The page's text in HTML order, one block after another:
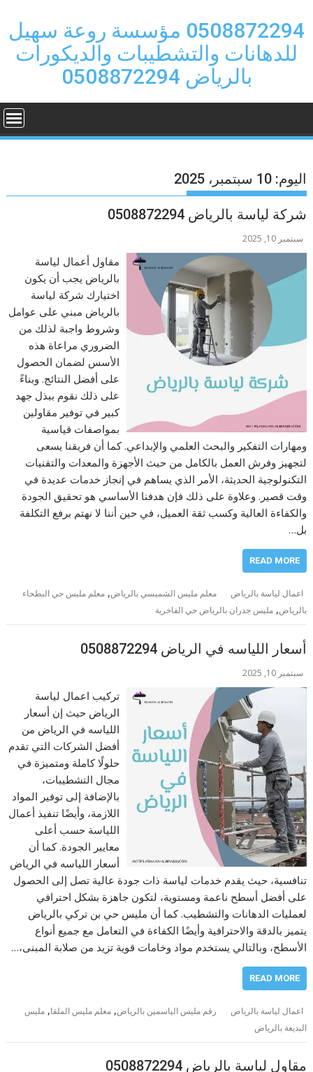
content
0508872294 مؤسسة روعة سهيل
للدهانات والتشطيبات والديكورات
بالرياض 0508872294
اليوم:10 سبتمبر، 2025
شركة لياسة بالرياض 0508872294
سبتمبر 10, 2025
مقاول أعمال لياسة
بالرياض يجب أن يكون
اختيارك شركة لياسة
بالرياض مبني على عوامل
وشروط واجبة لذلك من
الضروري مراعاة هذه
الأسس لضمان الحصول
على أفضل النتائج. وبناءً
على ذلك نقوم ببذل جهد
كبير في توفير مقاولين
بمواصفات قياسية
ومهارات التفكير والبحث العلمي والإبداعي. كما أن فريقنا يسعى
لتجهيز وفرش العمل بالكامل من حيث الأجهزة والمعدات والتقنيات
التكنولوجية الحديثة، الأمر الذي يساهم في إنجاز خدمات عديدة في
وقت قصير. وعلاوة على ذلك فإن هدفنا الأساسي هو تحقيق الجودة
والكفاءة العالية وكسب ثقة العميل، في حين أننا لا نهتم برفع التكلفة
بل…
READ MORE
اعمال لياسة بالرياض معلم مليس الشميسي بالرياض,معلم مليس حي البطحاء
بالرياض,مليس جدران بالرياض حي الفاخرية
أسعار اللياسه في الرياض 0508872294
سبتمبر 10, 2025
تركيب اعمال لياسة
الرياض حيث إن أسعار
اللياسه في الرياض من
أفضل الشركات التي تقدم
حلولًا كاملة ومتميزة في
مجال التشطيبات،
بالإضافة إلى توفير المواد
اللازمة، وأيضًا تنفيذ أعمال
اللياسة حسب أعلى
معايير الجودة. كما أن
أسعار اللياسه في الرياض
تنافسية، حيث يقدم خدمات لياسة ذات جودة عالية تصل إلى الحصول
على أفضل أسطح ناعمة ومستوية، لتكون جاهزة بشكل احترافي
لعمليات الدهانات والتشطيب. كما أن مليس حي بن تركي بالرياض
يتميز بالدقة والاحترافية وأيضًا الكفاءة في التعامل مع جميع أنواع
الأسطح، وبالتالي يستخدم مواد وخامات قوية تزيد من صلابة المبنى،…
READ MORE
اعمال لياسة بالرياض رقم مليس الياسمين بالرياض,معلم مليس الملقا,مليس
البديعة بالرياض
مقاول لياسة بالرياض 0508872294